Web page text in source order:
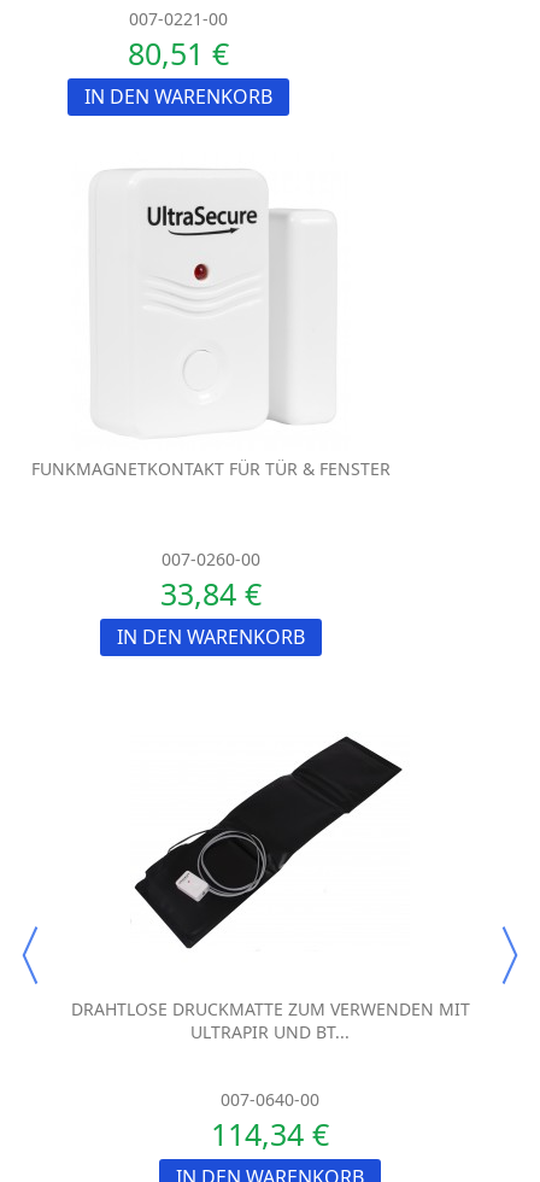
007-0221-00
80,51 €
IN DEN WARENKORB
FUNKMAGNETKONTAKT FÜR TÜR & FENSTER
007-0260-00
33,84 €
IN DEN WARENKORB
DRAHTLOSE DRUCKMATTE ZUM VERWENDEN MIT
ULTRAPIR UND BT...
007-0640-00
114,34 €